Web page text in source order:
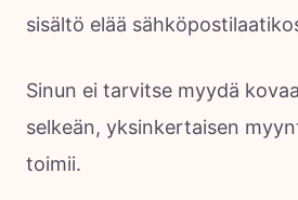
sisältö elää
Sinun ei tarvitse myydä
selkeän, yksinkertaisen
toimii.